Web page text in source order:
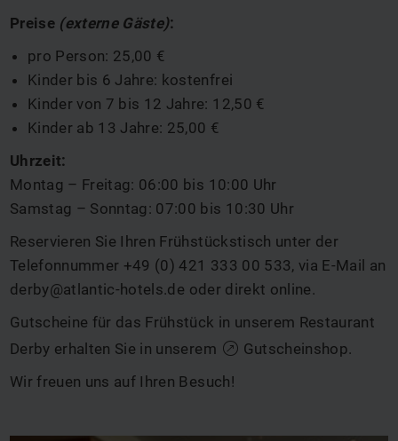
Preise (externe Gäste):
pro Person: 25,00 €
Kinder bis 6 Jahre: kostenfrei
Kinder von 7 bis 12 Jahre: 12,50 €
Kinder ab 13 Jahre: 25,00 €
Uhrzeit:
Montag – Freitag: 06:00 bis 10:00 Uhr
Samstag – Sonntag: 07:00 bis 10:30 Uhr
Reservieren Sie Ihren Frühstückstisch unter der
Telefonnummer +49 (0) 421 333 00 533, via E-Mail an
derby@atlantic-hotels.de oder direkt online.
Gutscheine für das Frühstück in unserem Restaurant
Derby erhalten Sie in unserem
Gutscheinshop.
Wir freuen uns auf Ihren Besuch!